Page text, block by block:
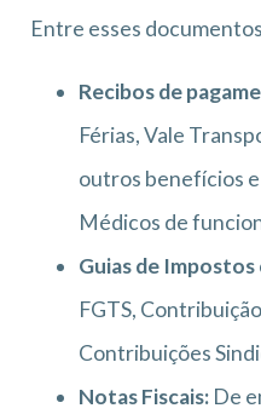
Entre esses
Recibos de
Férias, Vale
outros benefícios
Médicos de
Guias de
FGTS,
Contribuições
Notas Fiscais: De